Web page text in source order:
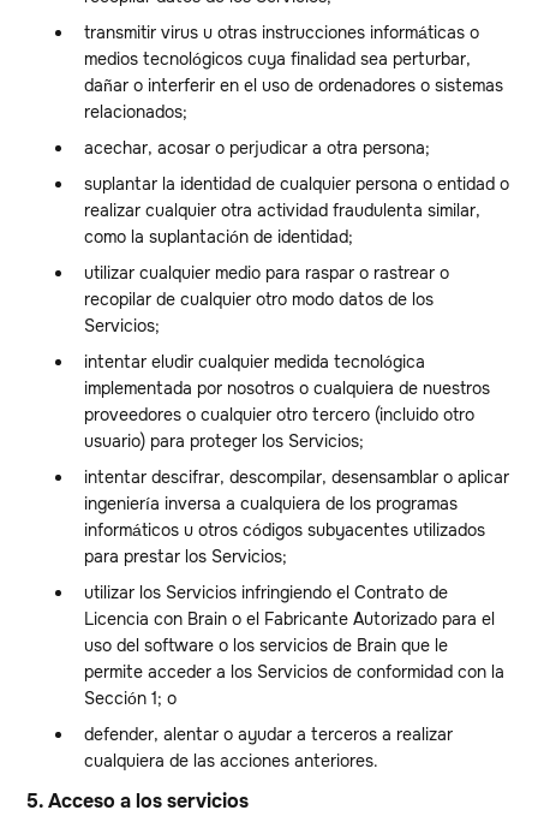
transmitir virus u otras instrucciones informáticas o
medios tecnológicos cuya finalidad sea perturbar,
dañar o interferir en el uso de ordenadores o sistemas
relacionados;
acechar, acosar o perjudicar a otra persona;
suplantar la identidad de cualquier persona o entidad o
realizar cualquier otra actividad fraudulenta similar,
como la suplantación de identidad;
utilizar cualquier medio para raspar o rastrear o
recopilar de cualquier otro modo datos de los
Servicios;
intentar eludir cualquier medida tecnológica
implementada por nosotros o cualquiera de nuestros
proveedores o cualquier otro tercero (incluido otro
usuario) para proteger los Servicios;
intentar descifrar, descompilar, desensamblar o aplicar
ingeniería inversa a cualquiera de los programas
informáticos u otros códigos subyacentes utilizados
para prestar los Servicios;
utilizar los Servicios infringiendo el Contrato de
Licencia con Brain o el Fabricante Autorizado para el
uso del software o los servicios de Brain que le
permite acceder a los Servicios de conformidad con la
Sección 1; o
defender, alentar o ayudar a terceros a realizar
cualquiera de las acciones anteriores.
5. Acceso a los servicios